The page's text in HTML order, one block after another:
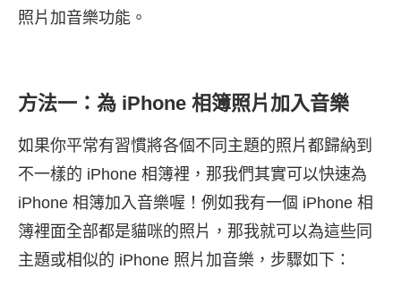
照片加音樂功能。
方法一：為 iPhone 相簿照片加入音樂
如果你平常有習慣將各個不同主題的照片都歸納到
不一樣的 iPhone 相簿裡，那我們其實可以快速為
iPhone 相簿加入音樂喔！例如我有一個 iPhone 相
簿裡面全部都是貓咪的照片，那我就可以為這些同
主題或相似的 iPhone 照片加音樂，步驟如下：